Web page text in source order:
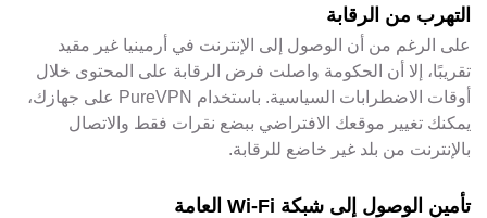
التهرب من الرقابة
على الرغم من أن الوصول إلى الإنترنت في أرمينيا غير مقيد
تقريبًا، إلا أن الحكومة واصلت فرض الرقابة على المحتوى خلال
أوقات الاضطرابات السياسية. باستخدام PureVPN على جهازك،
يمكنك تغيير موقعك الافتراضي ببضع نقرات فقط والاتصال
بالإنترنت من بلد غير خاضع للرقابة.
تأمين الوصول إلى شبكة Wi-Fi العامة